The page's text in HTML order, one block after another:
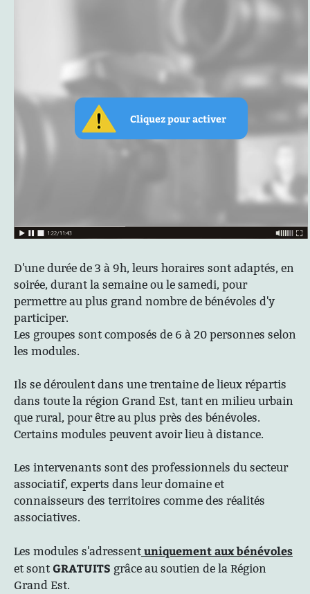
D'une durée de 3 à 9h, leurs horaires sont adaptés, en
soirée, durant la semaine ou le samedi, pour
permettre au plus grand nombre de bénévoles d'y
participer.
Les groupes sont composés de 6 à 20 personnes selon
les modules.
Ils se déroulent dans une trentaine de lieux répartis
dans toute la région Grand Est, tant en milieu urbain
que rural, pour être au plus près des bénévoles.
Certains modules peuvent avoir lieu à distance.
Les intervenants sont des professionnels du secteur
associatif, experts dans leur domaine et
connaisseurs des territoires comme des réalités
associatives.
Les modules s'adressent uniquement aux bénévoles
et sont GRATUITS grâce au soutien de la Région
Grand Est.